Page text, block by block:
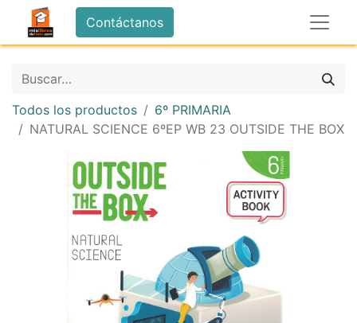
Contáctanos
Todos los productos
6º PRIMARIA
NATURAL SCIENCE 6ºEP WB 23 OUTSIDE THE BOX